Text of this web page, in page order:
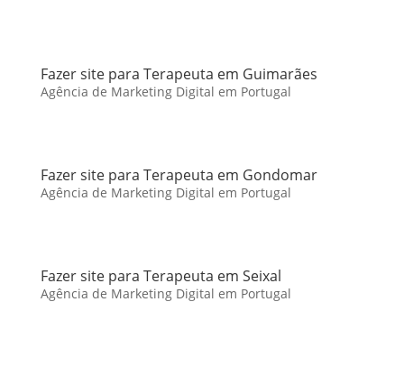
Fazer site para Terapeuta em Guimarães
Agência de Marketing Digital em Portugal
Fazer site para Terapeuta em Gondomar
Agência de Marketing Digital em Portugal
Fazer site para Terapeuta em Seixal
Agência de Marketing Digital em Portugal